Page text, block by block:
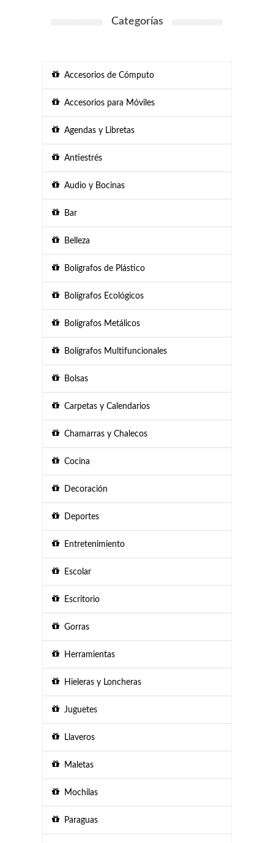
Categorías
Accesorios de Cómputo
Accesorios para Móviles
Agendas y Libretas
Antiestrés
Audio y Bocinas
Bar
Belleza
Bolígrafos de Plástico
Bolígrafos Ecológicos
Bolígrafos Metálicos
Bolígrafos Multifuncionales
Bolsas
Carpetas y Calendarios
Chamarras y Chalecos
Cocina
Decoración
Deportes
Entretenimiento
Escolar
Escritorio
Gorras
Herramientas
Hieleras y Loncheras
Juguetes
Llaveros
Maletas
Mochilas
Paraguas